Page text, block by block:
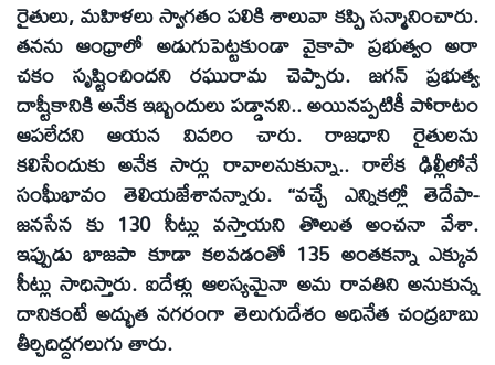
రైతులు, మహిళలు స్వాగతం పలికి శాలువా కప్పి సన్మానించారు.
తనను ఆంధ్రాలో అడుగుపెట్టకుండా వైకాపా ప్రభుత్వం అరా
చకం సృష్టించిందని రఘురామ చెప్పారు. జగన్‌ ప్రభుత్వ
దాష్టీకానికి అనేక ఇబ్బందులు పడ్డానని.. అయినప్పటికీ పోరాటం
ఆపలేదని ఆయన వివరిం చారు. రాజధాని రైతులను
కలిసేందుకు అనేక సార్లు రావాలనుకున్నా.. రాలేక ఢిల్లీలోనే
సంఫీుభావం తెలియజేశానన్నారు. ‘‘వచ్చే ఎన్నికల్లో తెదేపా-
జనసేన కు 130 సీట్లు వస్తాయని తొలుత అంచనా వేశా.
ఇప్పుడు భాజపా కూడా కలవడంతో 135 అంతకన్నా ఎక్కువ
సీట్లు సాధిస్తారు. ఐదేళ్లు ఆలస్యమైనా అమ రావతిని అనుకున్న
దానికంటే అద్భుత నగరంగా తెలుగుదేశం అధినేత చంద్రబాబు
తీర్చిదిద్దగలుగు తారు.